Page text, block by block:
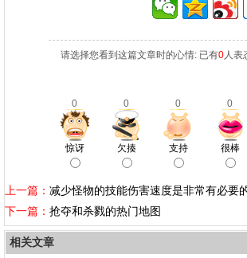
请选择您看到这篇文章时的心情: 已有0人表
0 0 0 0
惊讶 欠揍 支持 很棒
上一篇： 减少怪物的技能伤害速度是非常有必要
下一篇： 抢夺和杀戮的热门地图
相关文章